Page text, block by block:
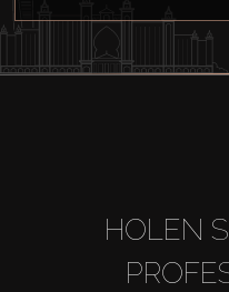
HOLEN